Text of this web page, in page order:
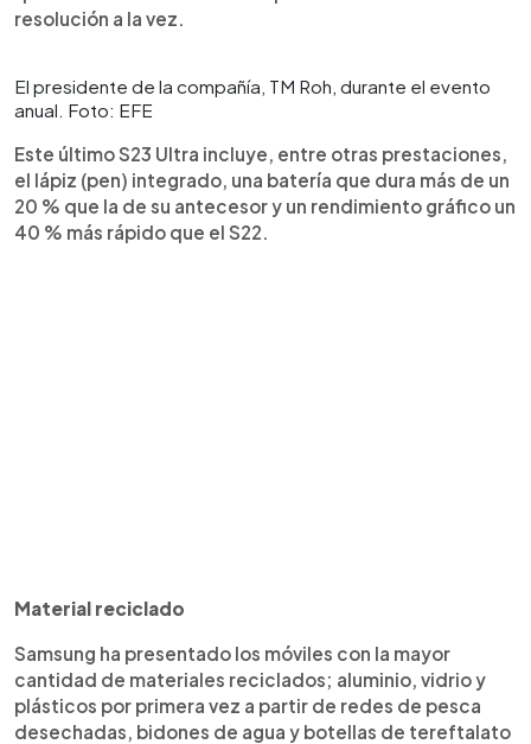
resolución a la vez.
El presidente de la compañía, TM Roh, durante el evento
anual. Foto: EFE
Este último S23 Ultra incluye, entre otras prestaciones,
el lápiz (pen) integrado, una batería que dura más de un
20 % que la de su antecesor y un rendimiento gráfico un
40 % más rápido que el S22.
Material reciclado
Samsung ha presentado los móviles con la mayor
cantidad de materiales reciclados; aluminio, vidrio y
plásticos por primera vez a partir de redes de pesca
desechadas, bidones de agua y botellas de tereftalato